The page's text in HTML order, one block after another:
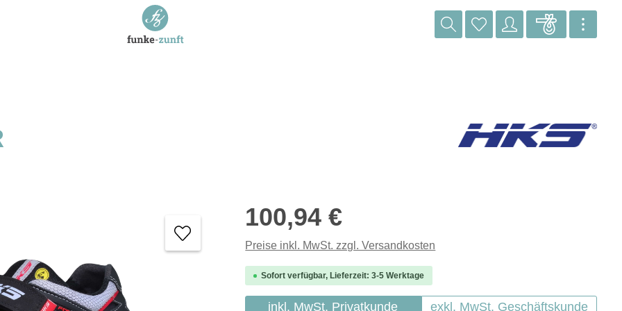
Regulärer Preis:
100,94 €
Preise inkl. MwSt. zzgl. Versandkosten
Sofort verfügbar, Lieferzeit: 3-5 Werktage
inkl. MwSt. Privatkunde exkl. MwSt. Geschäftskunde